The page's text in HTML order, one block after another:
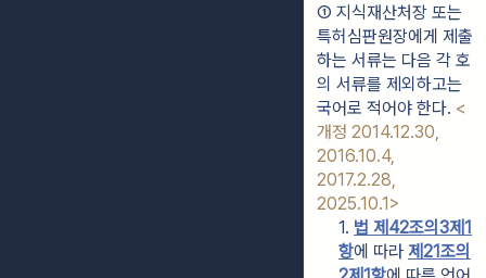
① 지식재산처장 또는
특허심판원장에게 제출
하는 서류는 다음 각 호
의 서류를 제외하고는
국어로 적어야 한다. <
개정 2014.12.30,
2016.10.4,
2017.2.28,
2025.10.1>
1. 법 제42조의3제1
항에 따라 제21조의